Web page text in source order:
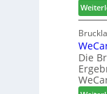
Die